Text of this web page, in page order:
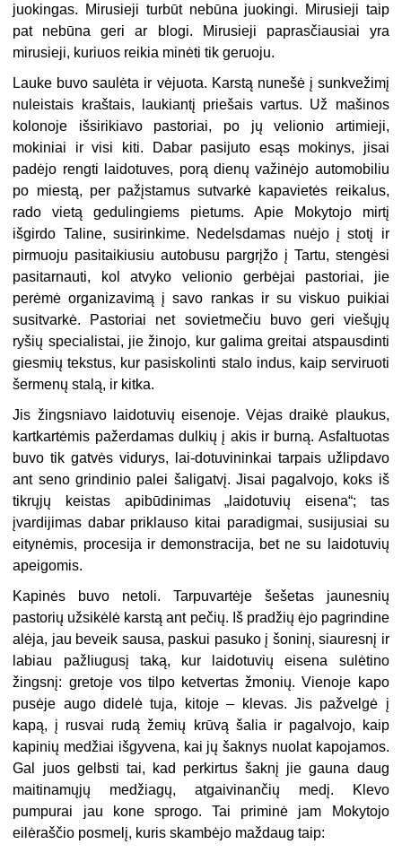
juokingas. Mirusieji turbūt nebūna juokingi. Mirusieji taip
pat nebūna geri ar blogi. Mirusieji paprasčiausiai yra
mirusieji, kuriuos reikia minėti tik geruoju.
Lauke buvo saulėta ir vėjuota. Karstą nunešė į sunkvežimį
nuleistais kraštais, laukiantį priešais vartus. Už mašinos
kolonoje išsirikiavo pastoriai, po jų velionio artimieji,
mokiniai ir visi kiti. Dabar pasijuto esąs mokinys, jisai
padėjo rengti laidotuves, porą dienų važinėjo automobiliu
po miestą, per pažįstamus sutvarkė kapavietės reikalus,
rado vietą gedulingiems pietums. Apie Mokytojo mirtį
išgirdo Taline, susirinkime. Nedelsdamas nuėjo į stotį ir
pirmuoju pasitaikiusiu autobusu pargrįžo į Tartu, stengėsi
pasitarnauti, kol atvyko velionio gerbėjai pastoriai, jie
perėmė organizavimą į savo rankas ir su viskuo puikiai
susitvarkė. Pastoriai net sovietmečiu buvo geri viešųjų
ryšių specialistai, jie žinojo, kur galima greitai atspausdinti
giesmių tekstus, kur pasiskolinti stalo indus, kaip serviruoti
šermenų stalą, ir kitka.
Jis žingsniavo laidotuvių eisenoje. Vėjas draikė plaukus,
kartkartėmis pažerdamas dulkių į akis ir burną. Asfaltuotas
buvo tik gatvės vidurys, lai-dotuvininkai tarpais užlipdavo
ant seno grindinio palei šaligatvį. Jisai pagalvojo, koks iš
tikrųjų keistas apibūdinimas „laidotuvių eisena“; tas
įvardijimas dabar priklauso kitai paradigmai, susijusiai su
eitynėmis, procesija ir demonstracija, bet ne su laidotuvių
apeigomis.
Kapinės buvo netoli. Tarpuvartėje šešetas jaunesnių
pastorių užsikėlė karstą ant pečių. Iš pradžių ėjo pagrindine
alėja, jau beveik sausa, paskui pasuko į šoninį, siauresnį ir
labiau pažliugusį taką, kur laidotuvių eisena sulėtino
žingsnį: gretoje vos tilpo ketvertas žmonių. Vienoje kapo
pusėje augo didelė tuja, kitoje – klevas. Jis pažvelgė į
kapą, į rusvai rudą žemių krūvą šalia ir pagalvojo, kaip
kapinių medžiai išgyvena, kai jų šaknys nuolat kapojamos.
Gal juos gelbsti tai, kad perkirtus šaknį jie gauna daug
maitinamųjų medžiagų, atgaivinančių medį. Klevo
pumpurai jau kone sprogo. Tai priminė jam Mokytojo
eilėraščio posmelį, kuris skambėjo maždaug taip: